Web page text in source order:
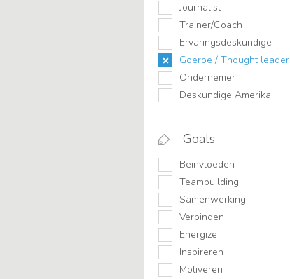
Journalist
Trainer/Coach
Ervaringsdeskundige
Goeroe / Thought leader
Ondernemer
Deskundige Amerika
Goals
Beinvloeden
Teambuilding
Samenwerking
Verbinden
Energize
Inspireren
Motiveren